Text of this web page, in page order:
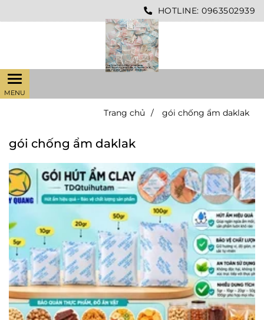
HOTLINE: 0963502939
Trang chủ / gói chống ẩm daklak
gói chống ẩm daklak